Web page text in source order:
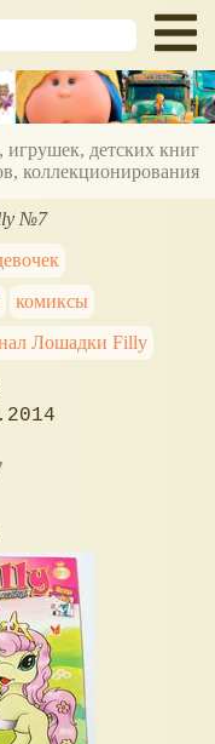
детских книг
коллекционирования
№7
комиксы
Лошадки Filly